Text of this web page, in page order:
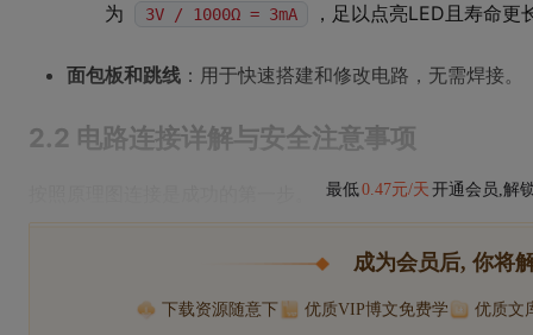
为
3V / 1000Ω = 3mA ，足以点亮LED且寿命
面包板和跳线 ：用于快速搭建和修改电路，无需焊接。
2.2 电路连接详解与安全注意事项
最低0.47元/天 开通会员,解
成为会员后, 你将
下载资源随意下 优质VIP博文免费学 优质文